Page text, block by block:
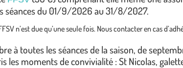
séances du 01/9/2026 au 31/8/2027.
n’est due qu’une seule fois. Nous contacter en cas
à toutes les séances de la saison, de
les moments de convivialité : St Nicolas,